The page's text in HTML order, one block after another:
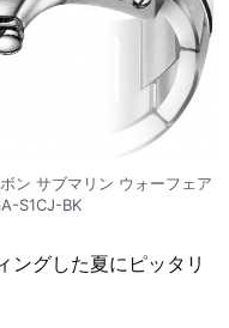
ン サブマリン ウォーフェア
S1CJ-BK
ングした夏にピッタリ